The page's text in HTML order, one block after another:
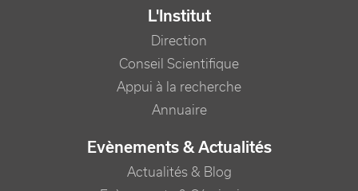
L'Institut
Direction
Conseil Scientifique
Appui à la recherche
Annuaire
Evènements & Actualités
Actualités & Blog